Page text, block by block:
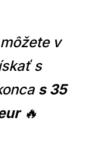
v
s
s 35
🔥